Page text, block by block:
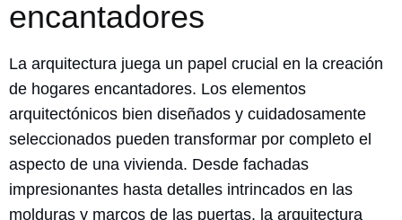
encantadores
La arquitectura juega un papel crucial en la creación
de hogares encantadores. Los elementos
arquitectónicos bien diseñados y cuidadosamente
seleccionados pueden transformar por completo el
aspecto de una vivienda. Desde fachadas
impresionantes hasta detalles intrincados en las
molduras y marcos de las puertas, la arquitectura